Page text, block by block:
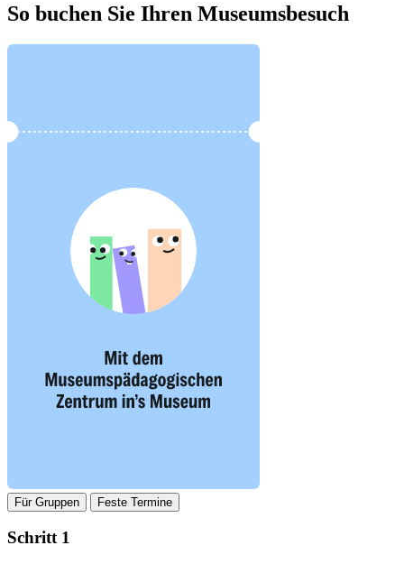
So buchen Sie Ihren Museumsbesuch
Für Gruppen Feste Termine
Schritt 1